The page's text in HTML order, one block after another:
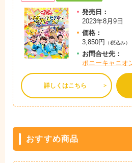
発売日：
2023年8月9日
価格：
3,850円
（税込み）
お問合せ先：
ポニーキャニオ
詳しくはこちら
おすすめ商品